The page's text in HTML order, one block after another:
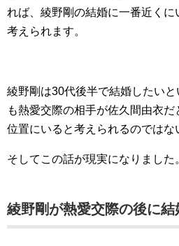
れば、綾野剛の結婚に一番近くに
考えられます。
綾野剛は30代後半で結婚したい
も熱愛交際の相手が佐久間由衣
位置にいると考えられるのではな
そしてこの話が現実になりました
綾野剛が熱愛交際の後に結